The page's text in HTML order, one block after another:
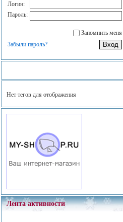
Логин:
Пароль:
Запомнить меня
Забыли пароль?
Нет тегов для отображения
Лента активности